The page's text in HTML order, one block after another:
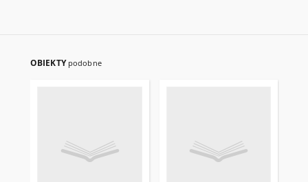
OBIEKTY podobne